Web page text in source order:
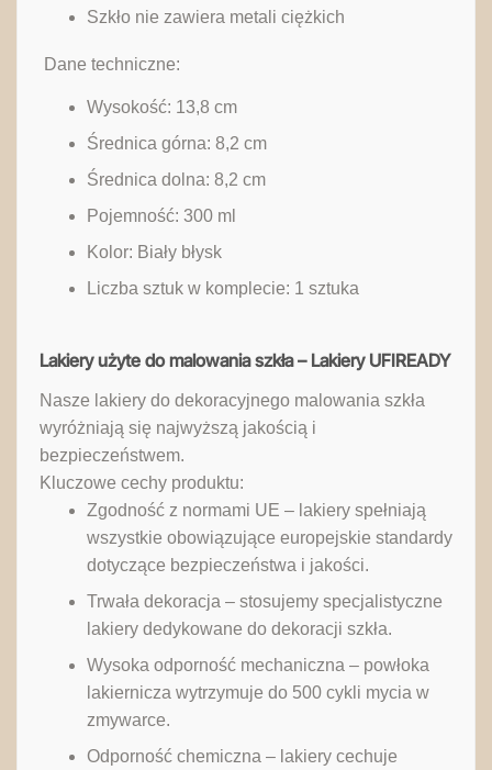
Szkło nie zawiera metali ciężkich
‎ Dane techniczne:
Wysokość: 13,8 cm
Średnica górna: 8,2 cm
Średnica dolna: 8,2 cm
Pojemność: 300 ml
Kolor: Biały błysk
Liczba sztuk w komplecie: 1 sztuka
Lakiery użyte do malowania szkła – Lakiery UFIREADY
Nasze lakiery do dekoracyjnego malowania szkła
wyróżniają się najwyższą jakością i
bezpieczeństwem.
Kluczowe cechy produktu:
Zgodność z normami UE – lakiery spełniają
wszystkie obowiązujące europejskie standardy
dotyczące bezpieczeństwa i jakości.
Trwała dekoracja – stosujemy specjalistyczne
lakiery dedykowane do dekoracji szkła.
Wysoka odporność mechaniczna – powłoka
lakiernicza wytrzymuje do 500 cykli mycia w
zmywarce.
Odporność chemiczna – lakiery cechuje